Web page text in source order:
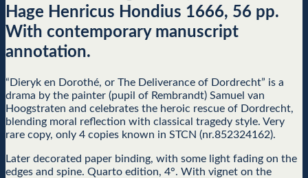
Hage Henricus Hondius 1666, 56 pp.
With contemporary manuscript
annotation.
“Dieryk en Dorothé, or The Deliverance of Dordrecht” is a
drama by the painter (pupil of Rembrandt) Samuel van
Hoogstraten and celebrates the heroic rescue of Dordrecht,
blending moral reflection with classical tragedy style. Very
rare copy, only 4 copies known in STCN (nr.852324162).
Later decorated paper binding, with some light fading on the
edges and spine. Quarto edition, 4°. With vignet on the